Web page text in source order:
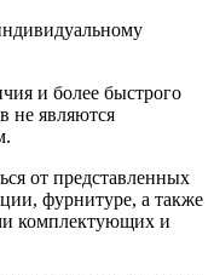
и более быстрого
не являются
от представленных
фурнитуре, а также
комплектующих и